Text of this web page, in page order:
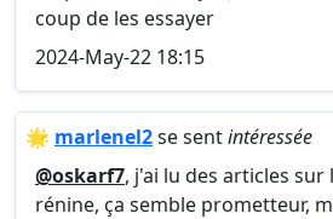
coup de les essayer
2024-May-22 18:15
🌟 marlenel2se sentintéressée
@oskarf7, j'ai lu des articles
rénine, ça semble prometteur,